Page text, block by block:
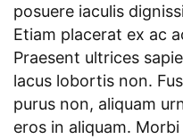
posuere iaculis
Etiam placerat ex ac
Praesent ultrices
lacus lobortis non.
purus non, aliquam
eros in aliquam.